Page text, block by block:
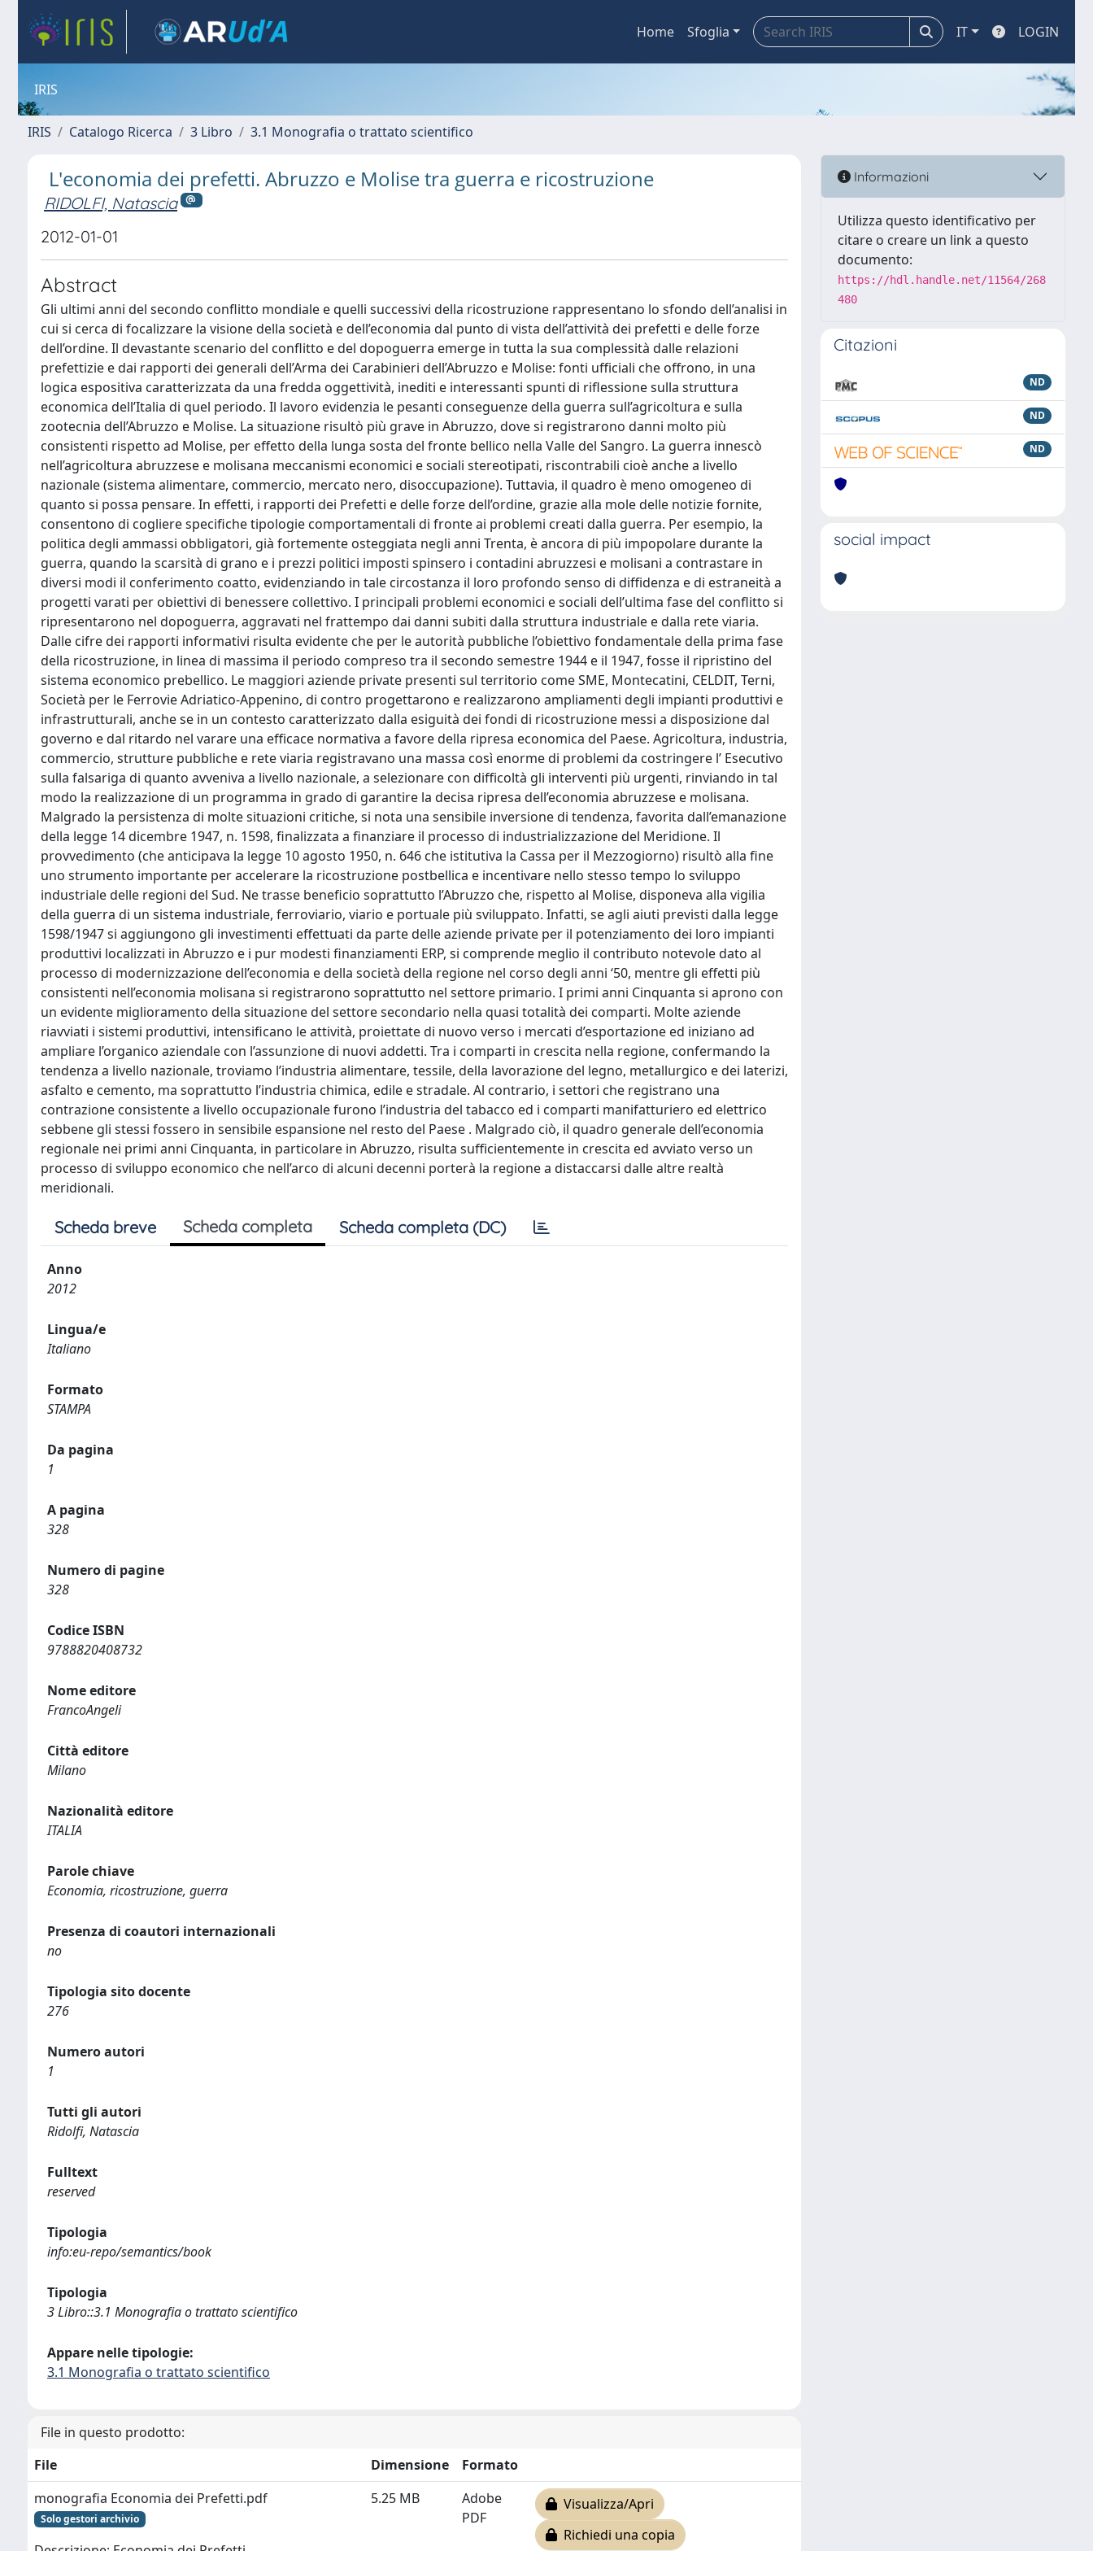
Home Sfoglia IT LOGIN
IRIS
IRIS Catalogo Ricerca 3 Libro 3.1 Monografia o trattato scientifico
L'economia dei prefetti. Abruzzo e Molise tra guerra e ricostruzione
RIDOLFI, Natascia
2012-01-01
Abstract
Gli ultimi anni del secondo conflitto mondiale e quelli successivi della ricostruzione rappresentano lo sfondo dell’analisi in
cui si cerca di focalizzare la visione della società e dell’economia dal punto di vista dell’attività dei prefetti e delle forze
dell’ordine. Il devastante scenario del conflitto e del dopoguerra emerge in tutta la sua complessità dalle relazioni
prefettizie e dai rapporti dei generali dell’Arma dei Carabinieri dell’Abruzzo e Molise: fonti ufficiali che offrono, in una
logica espositiva caratterizzata da una fredda oggettività, inediti e interessanti spunti di riflessione sulla struttura
economica dell’Italia di quel periodo. Il lavoro evidenzia le pesanti conseguenze della guerra sull’agricoltura e sulla
zootecnia dell’Abruzzo e Molise. La situazione risultò più grave in Abruzzo, dove si registrarono danni molto più
consistenti rispetto ad Molise, per effetto della lunga sosta del fronte bellico nella Valle del Sangro. La guerra innescò
nell’agricoltura abruzzese e molisana meccanismi economici e sociali stereotipati, riscontrabili cioè anche a livello
nazionale (sistema alimentare, commercio, mercato nero, disoccupazione). Tuttavia, il quadro è meno omogeneo di
quanto si possa pensare. In effetti, i rapporti dei Prefetti e delle forze dell’ordine, grazie alla mole delle notizie fornite,
consentono di cogliere specifiche tipologie comportamentali di fronte ai problemi creati dalla guerra. Per esempio, la
politica degli ammassi obbligatori, già fortemente osteggiata negli anni Trenta, è ancora di più impopolare durante la
guerra, quando la scarsità di grano e i prezzi politici imposti spinsero i contadini abruzzesi e molisani a contrastare in
diversi modi il conferimento coatto, evidenziando in tale circostanza il loro profondo senso di diffidenza e di estraneità a
progetti varati per obiettivi di benessere collettivo. I principali problemi economici e sociali dell’ultima fase del conflitto si
ripresentarono nel dopoguerra, aggravati nel frattempo dai danni subiti dalla struttura industriale e dalla rete viaria.
Dalle cifre dei rapporti informativi risulta evidente che per le autorità pubbliche l’obiettivo fondamentale della prima fase
della ricostruzione, in linea di massima il periodo compreso tra il secondo semestre 1944 e il 1947, fosse il ripristino del
sistema economico prebellico. Le maggiori aziende private presenti sul territorio come SME, Montecatini, CELDIT, Terni,
Società per le Ferrovie Adriatico-Appenino, di contro progettarono e realizzarono ampliamenti degli impianti produttivi e
infrastrutturali, anche se in un contesto caratterizzato dalla esiguità dei fondi di ricostruzione messi a disposizione dal
governo e dal ritardo nel varare una efficace normativa a favore della ripresa economica del Paese. Agricoltura, industria,
commercio, strutture pubbliche e rete viaria registravano una massa così enorme di problemi da costringere l’ Esecutivo
sulla falsariga di quanto avveniva a livello nazionale, a selezionare con difficoltà gli interventi più urgenti, rinviando in tal
modo la realizzazione di un programma in grado di garantire la decisa ripresa dell’economia abruzzese e molisana.
Malgrado la persistenza di molte situazioni critiche, si nota una sensibile inversione di tendenza, favorita dall’emanazione
della legge 14 dicembre 1947, n. 1598, finalizzata a finanziare il processo di industrializzazione del Meridione. Il
provvedimento (che anticipava la legge 10 agosto 1950, n. 646 che istitutiva la Cassa per il Mezzogiorno) risultò alla fine
uno strumento importante per accelerare la ricostruzione postbellica e incentivare nello stesso tempo lo sviluppo
industriale delle regioni del Sud. Ne trasse beneficio soprattutto l’Abruzzo che, rispetto al Molise, disponeva alla vigilia
della guerra di un sistema industriale, ferroviario, viario e portuale più sviluppato. Infatti, se agli aiuti previsti dalla legge
1598/1947 si aggiungono gli investimenti effettuati da parte delle aziende private per il potenziamento dei loro impianti
produttivi localizzati in Abruzzo e i pur modesti finanziamenti ERP, si comprende meglio il contributo notevole dato al
processo di modernizzazione dell’economia e della società della regione nel corso degli anni ‘50, mentre gli effetti più
consistenti nell’economia molisana si registrarono soprattutto nel settore primario. I primi anni Cinquanta si aprono con
un evidente miglioramento della situazione del settore secondario nella quasi totalità dei comparti. Molte aziende
riavviati i sistemi produttivi, intensificano le attività, proiettate di nuovo verso i mercati d’esportazione ed iniziano ad
ampliare l’organico aziendale con l’assunzione di nuovi addetti. Tra i comparti in crescita nella regione, confermando la
tendenza a livello nazionale, troviamo l’industria alimentare, tessile, della lavorazione del legno, metallurgico e dei laterizi,
asfalto e cemento, ma soprattutto l’industria chimica, edile e stradale. Al contrario, i settori che registrano una
contrazione consistente a livello occupazionale furono l’industria del tabacco ed i comparti manifatturiero ed elettrico
sebbene gli stessi fossero in sensibile espansione nel resto del Paese . Malgrado ciò, il quadro generale dell’economia
regionale nei primi anni Cinquanta, in particolare in Abruzzo, risulta sufficientemente in crescita ed avviato verso un
processo di sviluppo economico che nell’arco di alcuni decenni porterà la regione a distaccarsi dalle altre realtà
meridionali.
Scheda breve Scheda completa Scheda completa (DC)
Anno
2012
Lingua/e
Italiano
Formato
STAMPA
Da pagina
1
A pagina
328
Numero di pagine
328
Codice ISBN
9788820408732
Nome editore
FrancoAngeli
Città editore
Milano
Nazionalità editore
ITALIA
Parole chiave
Economia, ricostruzione, guerra
Presenza di coautori internazionali
no
Tipologia sito docente
276
Numero autori
1
Tutti gli autori
Ridolfi, Natascia
Fulltext
reserved
Tipologia
info:eu-repo/semantics/book
Tipologia
3 Libro::3.1 Monografia o trattato scientifico
Appare nelle tipologie:
3.1 Monografia o trattato scientifico
File in questo prodotto:
File
Dimensione
Formato
monografia Economia dei Prefetti.pdf
Solo gestori archivio
5.25 MB
Adobe
PDF
Visualizza/Apri
Richiedi una copia
Informazioni
Utilizza questo identificativo per
citare o creare un link a questo
documento:
https://hdl.handle.net/11564/268
480
Citazioni
ND
ND
ND
social impact